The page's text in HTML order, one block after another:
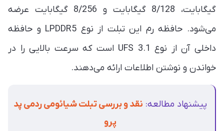
گیگابایت، 8/128 گیگابایت و 8/256 گیگابایت عرضه
می‌شود. حافظه رم این تبلت از نوع LPDDR5 و حافظه
داخلی آن از نوع UFS 3.1 است که سرعت بالایی را در
خواندن و نوشتن اطلاعات ارائه می‌دهند.
پیشنهاد مطالعه: نقد و بررسی تبلت شیائومی ردمی پد
پرو